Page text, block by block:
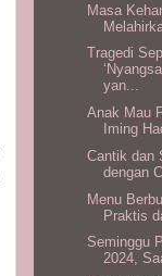
Masa
Tragedi
yan...
Anak Mau
Iming
Cantik dan
dengan
Menu
Praktis
Seminggu
2024,